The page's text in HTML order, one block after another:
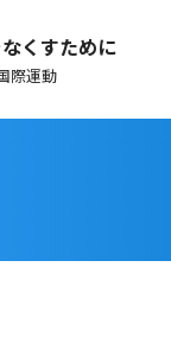
くすために
際運動